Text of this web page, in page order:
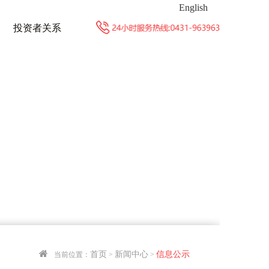
投资者关系
English
当前位置： 首页 > 新闻中心 > 信息公示